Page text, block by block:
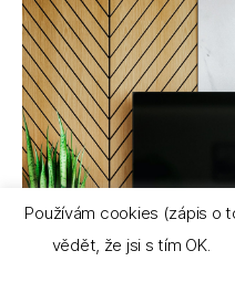
Používám cookies (zápis o
vědět, že jsi s tím OK.